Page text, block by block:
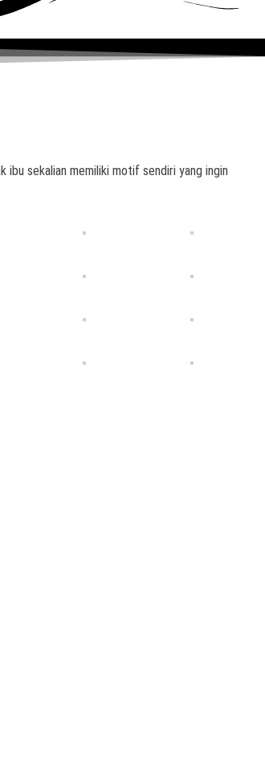
ibu sekalian memiliki motif sendiri yang ingin